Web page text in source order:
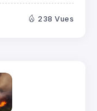
238 Vues